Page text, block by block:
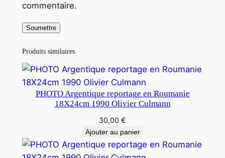
commentaire.
Produits similaires
PHOTO Argentique reportage en Roumanie
18X24cm 1990 Olivier Culmann
30,00 €
Ajouter au panier